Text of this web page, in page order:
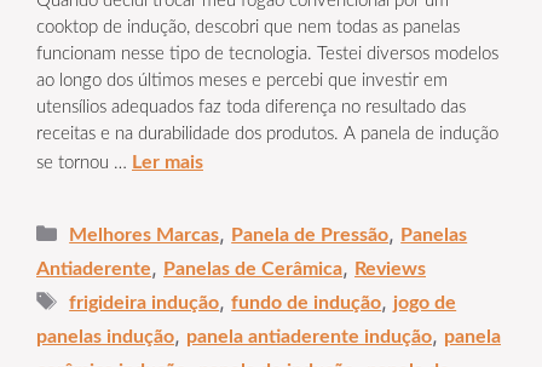
cooktop de indução, descobri que nem todas as panelas
funcionam nesse tipo de tecnologia. Testei diversos modelos
ao longo dos últimos meses e percebi que investir em
utensílios adequados faz toda diferença no resultado das
receitas e na durabilidade dos produtos. A panela de indução
se tornou … Ler mais
Categorias
Melhores Marcas, Panela de Pressão, Panelas
Antiaderente, Panelas de Cerâmica, Reviews
Tags
frigideira indução,fundo de indução, jogo de
panelas indução, panela antiaderente indução, panela